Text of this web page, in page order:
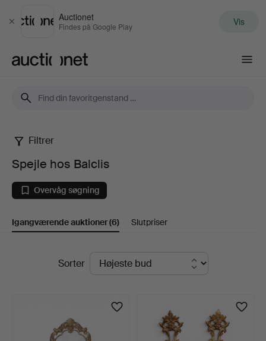
Luk
Auctionet
Findes på Google Play Vis
Spejle
hos
Balclis
Filtrer
Spejle hos Balclis
Overvåg søgning
Igangværende auktioner(6) Slutpriser
Igangværende
Sorter